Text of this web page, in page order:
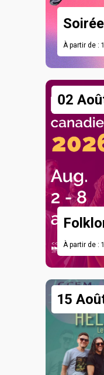
À partir de :
02
À partir de :
15